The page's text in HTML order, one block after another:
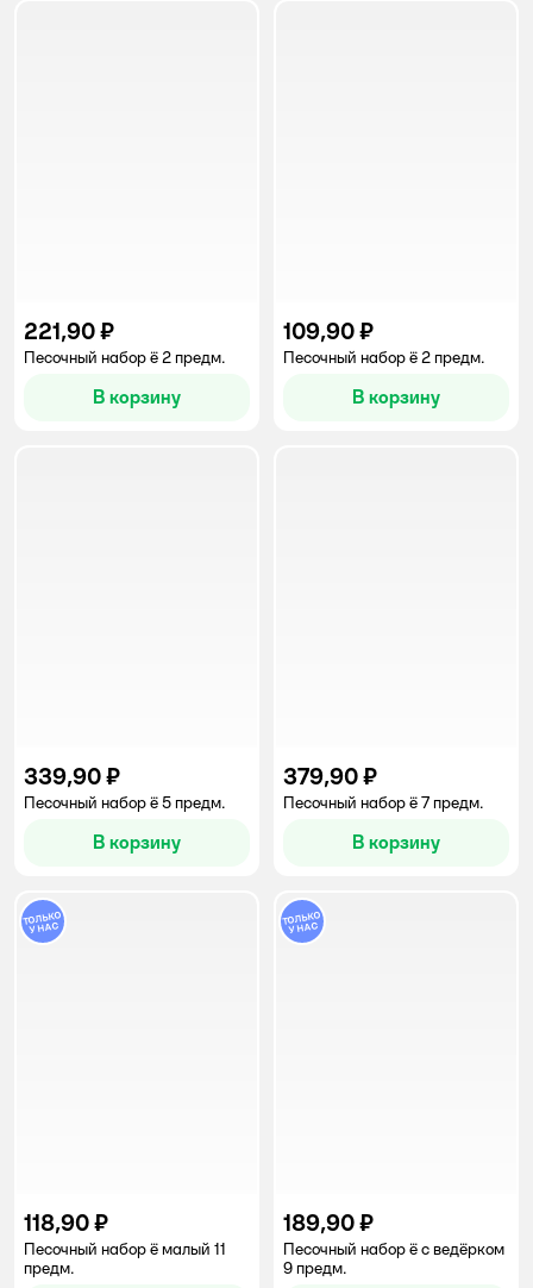
221,90 ₽
Песочный набор ё 2 предм.
В корзину
109,90 ₽
Песочный набор ё 2 предм.
В корзину
339,90 ₽
Песочный набор ё 5 предм.
В корзину
379,90 ₽
Песочный набор ё 7 предм.
В корзину
118,90 ₽
Песочный набор ё малый 11
предм.
189,90 ₽
Песочный набор ё с ведёрком
9 предм.